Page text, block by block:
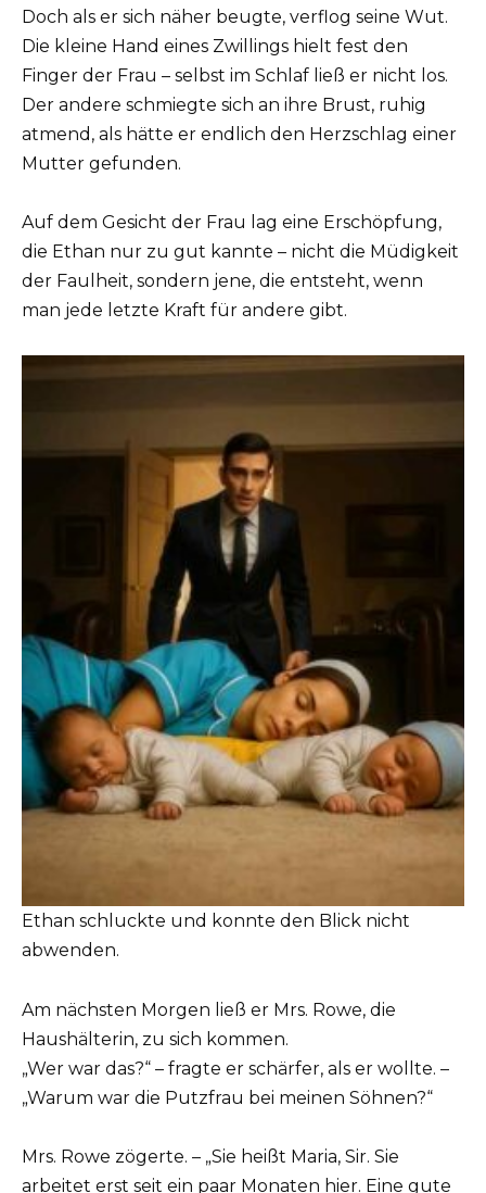
Doch als er sich näher beugte, verflog seine Wut.
Die kleine Hand eines Zwillings hielt fest den
Finger der Frau – selbst im Schlaf ließ er nicht los.
Der andere schmiegte sich an ihre Brust, ruhig
atmend, als hätte er endlich den Herzschlag einer
Mutter gefunden.
Auf dem Gesicht der Frau lag eine Erschöpfung,
die Ethan nur zu gut kannte – nicht die Müdigkeit
der Faulheit, sondern jene, die entsteht, wenn
man jede letzte Kraft für andere gibt.
Ethan schluckte und konnte den Blick nicht
abwenden.
Am nächsten Morgen ließ er Mrs. Rowe, die
Haushälterin, zu sich kommen.
„Wer war das?“ – fragte er schärfer, als er wollte. –
„Warum war die Putzfrau bei meinen Söhnen?“
Mrs. Rowe zögerte. – „Sie heißt Maria, Sir. Sie
arbeitet erst seit ein paar Monaten hier. Eine gute